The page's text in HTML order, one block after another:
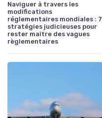
Naviguer à travers les
modifications
réglementaires mondiales : 7
stratégies judicieuses pour
rester maître des vagues
règlementaires